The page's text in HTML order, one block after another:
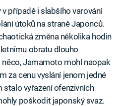
případě i slabšího varování
útoků na straně Japonců.
změna několika hodin
obratu dlouho
Jamamoto mohl naopak
za cenu vyslání jenom jedné
stalo vyřazení ofenzivních
poškodit japonský svaz.